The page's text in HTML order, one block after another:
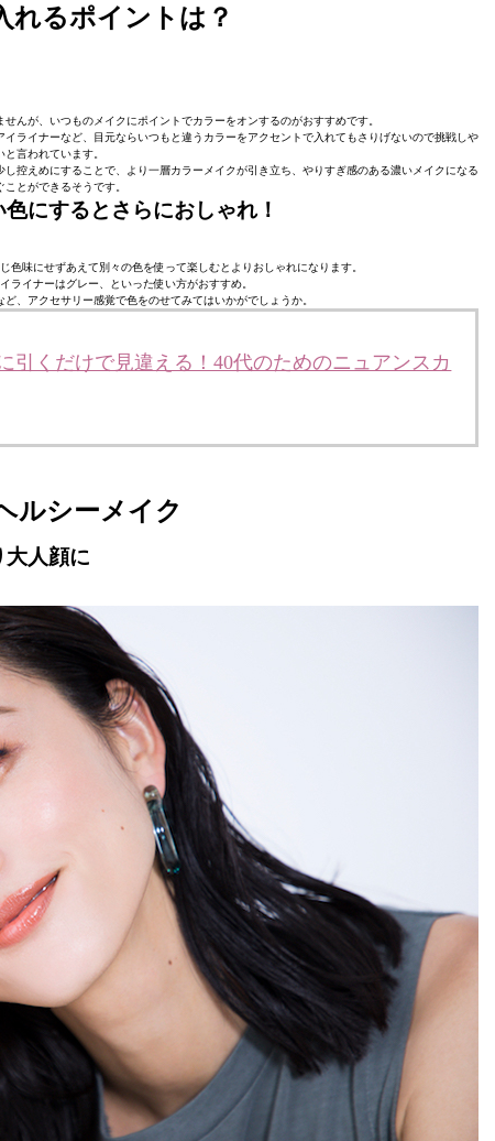
れるポイントは？
んが、いつものメイクにポイントでカラーをオンするのがおすすめです。
ライナーなど、目元ならいつもと違うカラーをアクセントで入れてもさりげないので挑戦しや
と言われています。
控えめにすることで、より一層カラーメイクが引き立ち、やりすぎ感のある濃いメイクになる
ことができるそうです。
にするとさらにおしゃれ！
色味にせずあえて別々の色を使って楽しむとよりおしゃれになります。
ライナーはグレー、といった使い方がおすすめ。
、アクセサリー感覚で色をのせてみてはいかがでしょうか。
引くだけで見違える！40代のためのニュアンスカ
ルシーメイク
大人顔に